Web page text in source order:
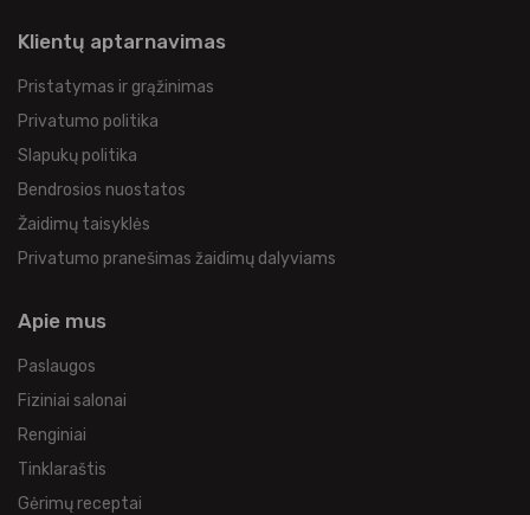
Klientų aptarnavimas
Pristatymas ir grąžinimas
Privatumo politika
Slapukų politika
Bendrosios nuostatos
Žaidimų taisyklės
Privatumo pranešimas žaidimų dalyviams
Apie mus
Paslaugos
Fiziniai salonai
Renginiai
Tinklaraštis
Gėrimų receptai